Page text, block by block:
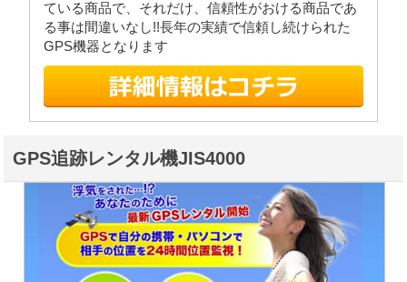
ている商品で、それだけ、信頼性がおける商品であ
る事は間違いなし!!長年の実績で信頼し続けられた
GPS機器となります
GPS追跡レンタル機JIS4000